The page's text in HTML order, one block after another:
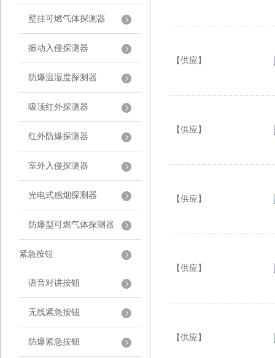
壁挂可燃气体探测器
振动入侵探测器
防爆温湿度探测器
吸顶红外探测器
红外防爆探测器
室外入侵探测器
光电式感烟探测器
防爆型可燃气体探测器
紧急按钮
语音对讲按钮
无线紧急按钮
防爆紧急按钮
【供应】
【供应】
【供应】
【供应】
【供应】